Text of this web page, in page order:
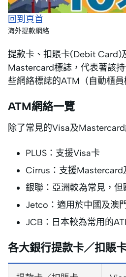
回到頁首
海外提款網絡
提款卡、扣賬卡(Debit Card)
Mastercard標誌，代表著該
些網絡標誌的ATM（自動櫃
ATM網絡一覽
除了常見的Visa及
PLUS：支援Visa卡
Cirrus：支援Mastercard
銀聯：亞洲較為常見，
Jetco：適用於中國及澳
JCB：日本較為常用的
各大銀行提款卡／扣賬